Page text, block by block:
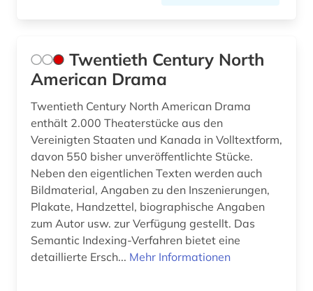
Twentieth Century North
American Drama
Twentieth Century North American Drama
enthält 2.000 Theaterstücke aus den
Vereinigten Staaten und Kanada in Volltextform,
davon 550 bisher unveröffentlichte Stücke.
Neben den eigentlichen Texten werden auch
Bildmaterial, Angaben zu den Inszenierungen,
Plakate, Handzettel, biographische Angaben
zum Autor usw. zur Verfügung gestellt. Das
Semantic Indexing-Verfahren bietet eine
detaillierte Ersch... Mehr Informationen